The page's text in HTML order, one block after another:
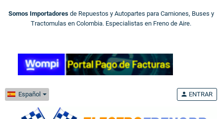
Somos Importadores de Repuestos y Autopartes para Camiones, Buses y
Tractomulas en Colombia. Especialistas en Freno de Aire.
Español person ENTRAR